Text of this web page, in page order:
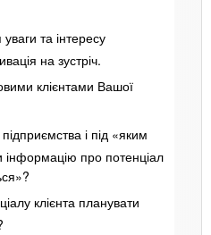
та інтересу
на зустріч.
клієнтами Вашої
і під «яким
про потенціал
клієнта планувати